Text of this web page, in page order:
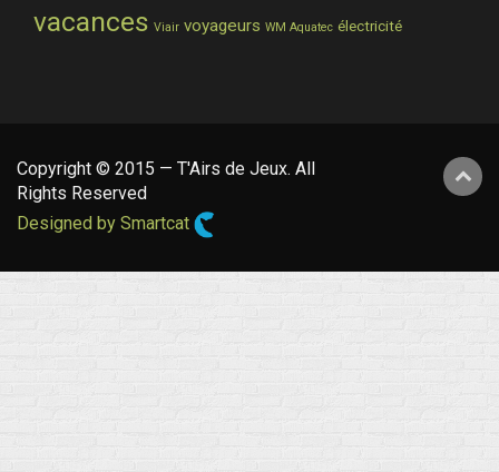
vacances Viair voyageurs WM Aquatec électricité
Copyright © 2015 — T'Airs de Jeux. All
Rights Reserved
Designed by Smartcat